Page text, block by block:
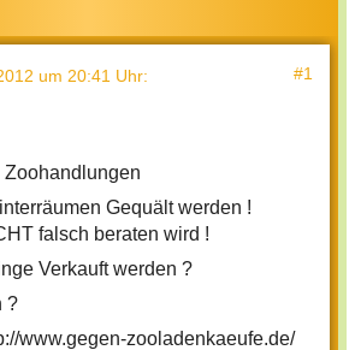
um 20:41 Uhr: #1
Zoohandlungen
Gequält werden !
falsch beraten wird !
Verkauft werden ?
?
www.gegen-zooladenkaeufe.de/